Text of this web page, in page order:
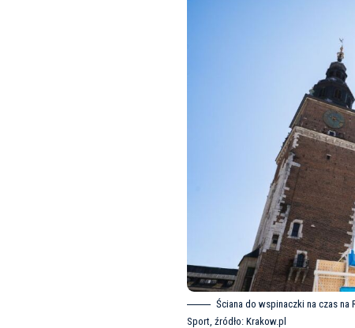
Ściana do wspinaczki na czas na
Sport, źródło: Krakow.pl